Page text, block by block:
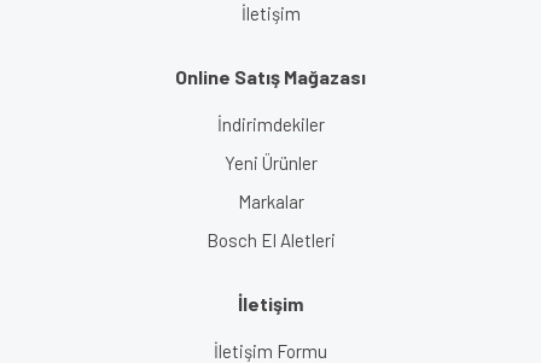
İletişim
Online Satış Mağazası
İndirimdekiler
Yeni Ürünler
Markalar
Bosch El Aletleri
İletişim
İletişim Formu